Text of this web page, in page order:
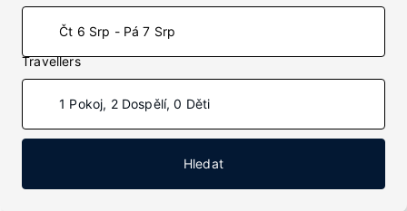
Čt 6 Srp - Pá 7 Srp
Travellers
1 Pokoj, 2 Dospělí, 0 Děti
Hledat